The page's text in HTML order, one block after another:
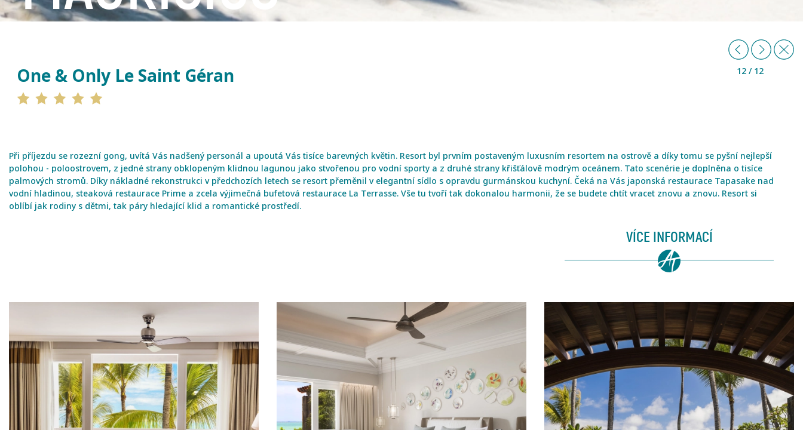
One & Only Le Saint Géran
Při příjezdu se rozezní gong, uvítá Vás nadšený personál a upoutá Vás tisíce barevných květin. Resort byl prvním postaveným luxusním resortem na ostrově a díky tomu se pyšní nejlepší
polohou - poloostrovem, z jedné strany obklopeným klidnou lagunou jako stvořenou pro vodní sporty a z druhé strany křišťálově modrým oceánem. Tato scenérie je doplněna o tisíce
palmových stromů. Díky nákladné rekonstrukci v předchozích letech se resort přeměnil v elegantní sídlo s opravdu gurmánskou kuchyní. Čeká na Vás japonská restaurace Tapasake nad
vodní hladinou, steaková restaurace Prime a zcela výjimečná bufetová restaurace La Terrasse. Vše tu tvoří tak dokonalou harmonii, že se budete chtít vracet znovu a znovu. Resort si
oblíbí jak rodiny s dětmi, tak páry hledající klid a romantické prostředí.
Předchozí
Další
12 / 12
VÍCE INFORMACÍ